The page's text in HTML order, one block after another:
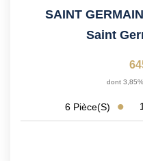
SAINT
Saint
dont
6 Pièce(s)